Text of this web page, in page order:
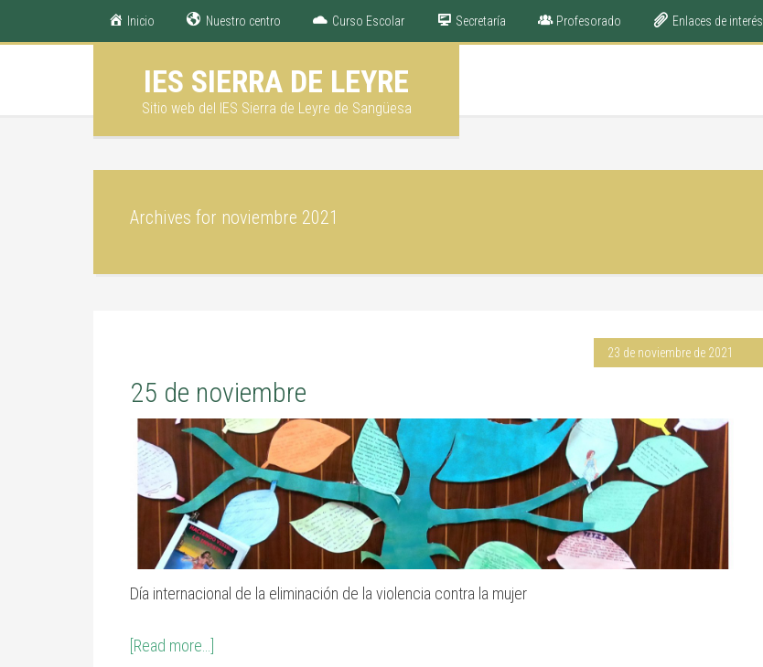
Inicio Nuestro centro Curso Escolar Secretaría Profesorado Enlaces de interés
IES SIERRA DE LEYRE
Sitio web del IES Sierra de Leyre de Sangüesa
Archives for noviembre 2021
23 de noviembre de 2021
25 de noviembre
Día internacional de la eliminación de la violencia contra la mujer
[Read more…]